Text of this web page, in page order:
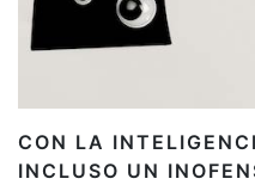
CON LA
INCLUSO UN